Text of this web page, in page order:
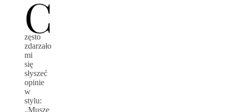
C
zęsto
zdarzało
mi
się
słyszeć
opinie
w
stylu:
„Muszę